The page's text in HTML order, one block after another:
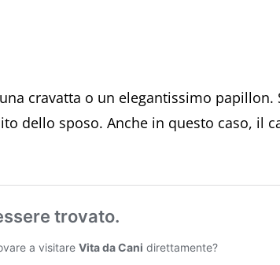
cravatta o un elegantissimo papillon.
dello sposo. Anche in questo caso, il